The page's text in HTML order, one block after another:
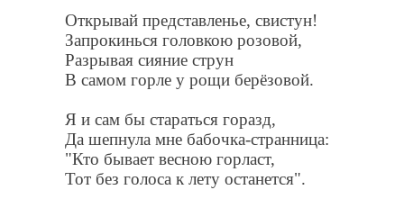
Открывай представленье, свистун!
Запрокинься головкою розовой,
Разрывая сияние струн
В самом горле у рощи берёзовой.
Я и сам бы стараться горазд,
Да шепнула мне бабочка-странница:
"Кто бывает весною горласт,
Тот без голоса к лету останется".